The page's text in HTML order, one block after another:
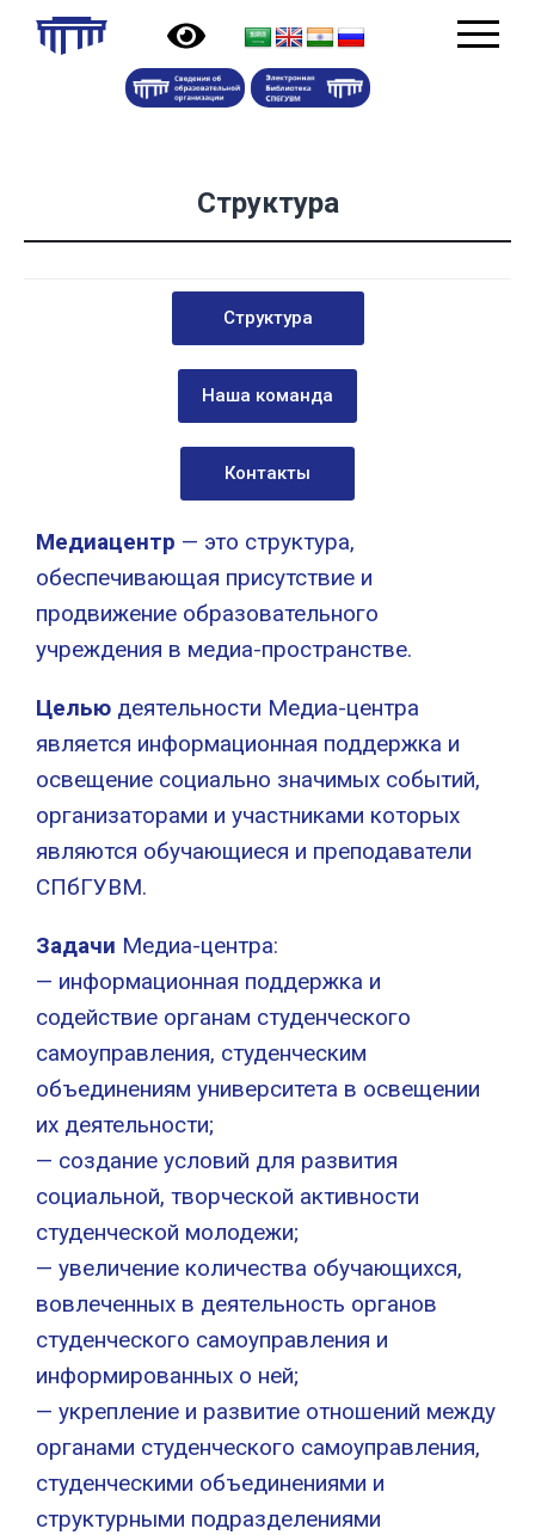
Структура
Структура
Наша команда
Контакты
Медиацентр — это структура,
обеспечивающая присутствие и
продвижение образовательного
учреждения в медиа-пространстве.
Целью деятельности Медиа-центра
является информационная поддержка и
освещение социально значимых событий,
организаторами и участниками которых
являются обучающиеся и преподаватели
СПбГУВМ.
Задачи Медиа-центра:
— информационная поддержка и
содействие органам студенческого
самоуправления, студенческим
объединениям университета в освещении
их деятельности;
— создание условий для развития
социальной, творческой активности
студенческой молодежи;
— увеличение количества обучающихся,
вовлеченных в деятельность органов
студенческого самоуправления и
информированных о ней;
— укрепление и развитие отношений между
органами студенческого самоуправления,
студенческими объединениями и
структурными подразделениями